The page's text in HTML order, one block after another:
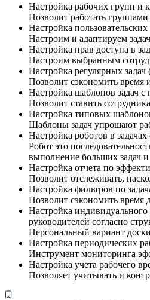
Настройка рабочих групп и
Позволит работать
Настройка
Настроим и адаптируем
Настройка прав доступа в
Настроим выбранным
Настройка регулярных
Позволит сэкономить время
Настройка шаблонов задач с
Позволит ставить
Настройка типовых
Шаблоны задач упрощают
Настройка роботов в
Робот это
выполнение больших задач и
Настройка отчета по
Позволит отслеживать,
Настройка фильтров по
Позволит сэкономить время
Настройка
руководителей согласно
Персональный вариант
Настройка периодических
Инструмент мониторинга
Настройка учета рабочего
Позволяет учитывать и